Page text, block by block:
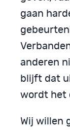
gaan
anderen
blijft dat
wordt het
Wij willen